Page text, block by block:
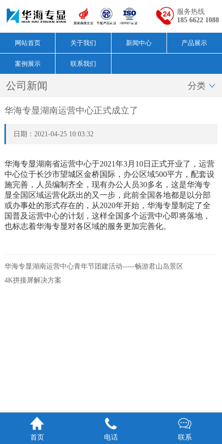
服务热线
185 6622 1088
网站首页 关于我们 新闻中心 产品展示
案例展示 联系我们
公司新闻 分类 
华海专显湖南运营中心正式成立了
日期：2021-04-25 10:03:32
华海专显湖南省运营中心于2021年3月10日正式开业了，运营
中心位于长沙市望城区金桥国际，办公区域500平方，配套设
施完善，人员编制齐全，现有办公人员30多名，这是华海专
显全国区域运营化跃出的又一步，此前全国各地都是以分部
或办事处的形式存在的，从2020年开始，华海专显制定了全
国普及运营中心的计划，这样全国多个运营中心即将落地，
也标志着华海专显对各区域的服务更加完善化。
华海专显湖南运营中心青年节团建活动-----畅游君山岛景区
4K拼接屏解决方案

首页

电话

联系